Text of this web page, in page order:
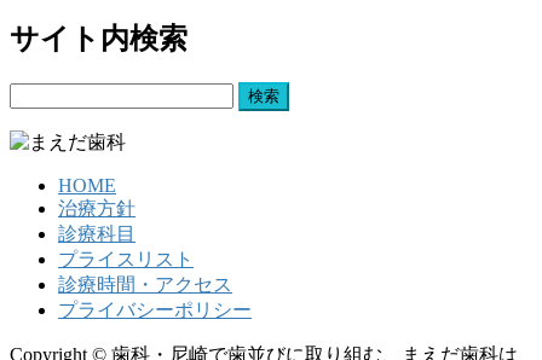
サイト内検索
HOME
治療方針
診療科目
プライスリスト
診療時間・アクセス
プライバシーポリシー
Copyright © 歯科・尼崎で歯並びに取り組む、まえだ歯科は